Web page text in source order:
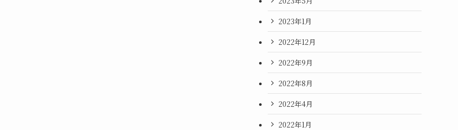
2023年1月
2022年12月
2022年9月
2022年8月
2022年4月
2022年1月